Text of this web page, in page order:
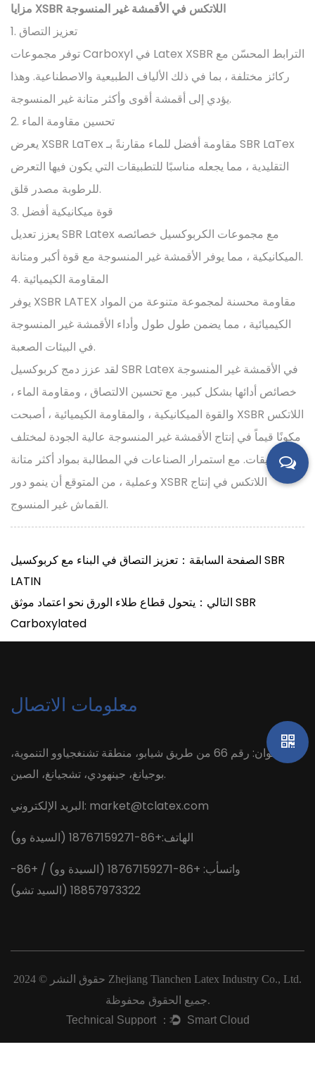
مزايا XSBR اللاتكس في الأقمشة غير المنسوجة
1. تعزيز التصاق
توفر مجموعات Carboxyl في Latex XSBR الترابط المحسّن مع
ركائز مختلفة ، بما في ذلك الألياف الطبيعية والاصطناعية. وهذا
يؤدي إلى أقمشة أقوى وأكثر متانة غير المنسوجة.
2. تحسين مقاومة الماء
يعرض XSBR LaTex مقاومة أفضل للماء مقارنةً بـ SBR LaTex
التقليدية ، مما يجعله مناسبًا للتطبيقات التي يكون فيها التعرض
للرطوبة مصدر قلق.
3. قوة ميكانيكية أفضل
يعزز تعديل SBR Latex مع مجموعات الكربوكسيل خصائصه
الميكانيكية ، مما يوفر الأقمشة غير المنسوجة مع قوة أكبر ومتانة.
4. المقاومة الكيميائية
يوفر XSBR LATEX مقاومة محسنة لمجموعة متنوعة من المواد
الكيميائية ، مما يضمن طول طول وأداء الأقمشة غير المنسوجة
في البيئات الصعبة.
لقد عزز دمج كربوكسيل SBR Latex في الأقمشة غير المنسوجة
خصائص أدائها بشكل كبير. مع تحسين الالتصاق ، ومقاومة الماء ،
والقوة الميكانيكية ، والمقاومة الكيميائية ، أصبحت XSBR اللاتكس
مكونًا قيماً في إنتاج الأقمشة غير المنسوجة عالية الجودة لمختلف
التطبيقات. مع استمرار الصناعات في المطالبة بمواد أكثر متانة
وعملية ، من المتوقع أن ينمو دور XSBR اللاتكس في إنتاج
القماش غير المنسوج.
الصفحة السابقة：تعزيز التصاق في البناء مع كربوكسيل SBR
LATIN
التالي：يتحول قطاع طلاء الورق نحو اعتماد موثق SBR
Carboxylated
معلومات الاتصال
العنوان: رقم 66 من طريق شيابو، منطقة تشنغجياوو التنموية،
بوجيانغ، جينهودي، تشجيانغ، الصين.
البريد الإلكتروني: market@tclatex.com
الهاتف:+86-18767159271 (السيدة وو)
واتسأب: +86-18767159271 (السيدة وو) / +86-
18857973322 (السيد تشو)
حقوق النشر © 2024 Zhejiang Tianchen Latex Industry Co., Ltd.
جميع الحقوق محفوظة.